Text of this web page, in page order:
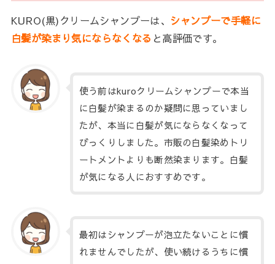
KURO(黒)クリームシャンプーは、 シャンプーで手軽に
白髪が染まり気にならなくなる と高評価です。
使う前はkuroクリームシャンプーで本当
に白髪が染まるのか疑問に思っていまし
たが、本当に白髪が気にならなくなって
びっくりしました。市販の白髪染めトリ
ートメントよりも断然染まります。白髪
が気になる人におすすめです。
最初はシャンプーが泡立たないことに慣
れませんでしたが、使い続けるうちに慣